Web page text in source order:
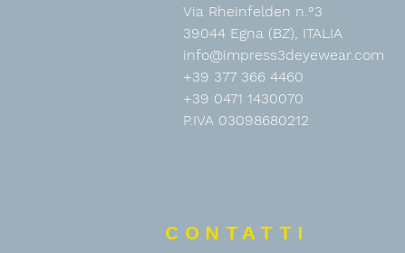
Via Rheinfelden n.°3
39044 Egna (BZ), ITALIA
info@impress3deyewear.com
+39 377 366 4460
+39 0471 1430070
P.IVA 03098680212
CONTATTI